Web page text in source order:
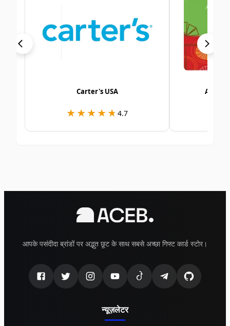
Carter's USA
★★★★★
★★★★★ 4.7
आपके पसंदीदा ब्रांडों पर अद्भुत छूट के साथ सबसे अच्छा गिफ्ट कार्ड स्टोर।
न्यूज़लेटर